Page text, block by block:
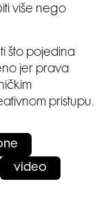
više nego
što pojedina
jer prava
pristupu.
video